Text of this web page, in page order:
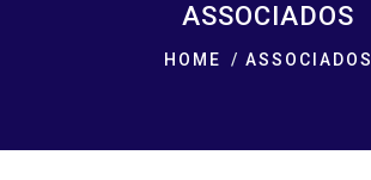
ASSOCIADOS
HOME ASSOCIADOS